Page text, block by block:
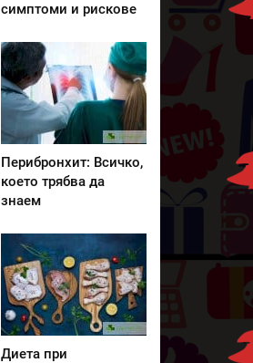
симптоми и рискове
Перибронхит: Всичко,
което трябва да
знаем
Диета при